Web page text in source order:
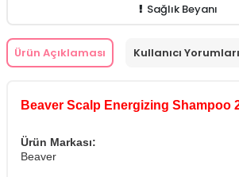
Sağlık Beyanı
Ürün Açıklaması Kullanıcı Yorumları
Beaver Scalp Energizing Shampoo
Ürün Markası:
Beaver